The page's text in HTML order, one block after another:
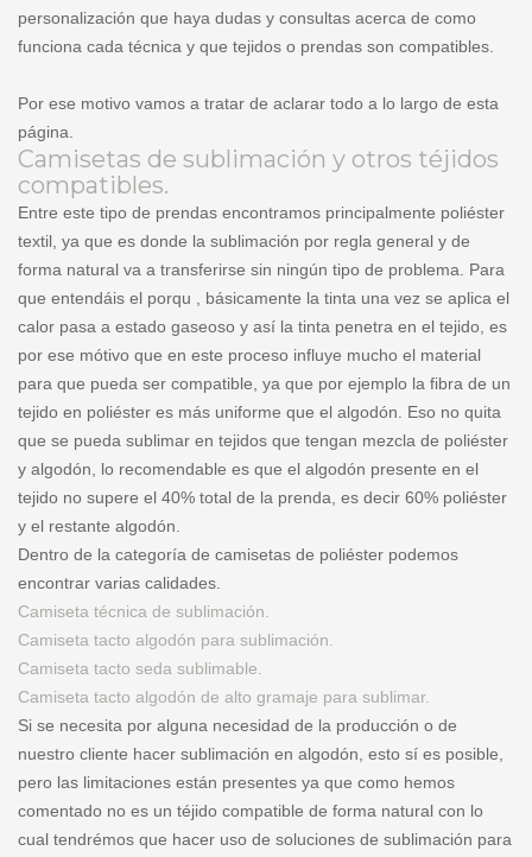
personalización que haya dudas y consultas acerca de como
funciona cada técnica y que tejidos o prendas son compatibles.
Por ese motivo vamos a tratar de aclarar todo a lo largo de esta
página.
Camisetas de sublimación y otros téjidos
compatibles.
Entre este tipo de prendas encontramos principalmente poliéster
textil, ya que es donde la sublimación por regla general y de
forma natural va a transferirse sin ningún tipo de problema. Para
que entendáis el porqu , básicamente la tinta una vez se aplica el
calor pasa a estado gaseoso y así la tinta penetra en el tejido, es
por ese mótivo que en este proceso influye mucho el material
para que pueda ser compatible, ya que por ejemplo la fibra de un
tejido en poliéster es más uniforme que el algodón. Eso no quita
que se pueda sublimar en tejidos que tengan mezcla de poliéster
y algodón, lo recomendable es que el algodón presente en el
tejido no supere el 40% total de la prenda, es decir 60% poliéster
y el restante algodón.
Dentro de la categoría de camisetas de poliéster podemos
encontrar varias calidades.
Camiseta técnica de sublimación.
Camiseta tacto algodón para sublimación.
Camiseta tacto seda sublimable.
Camiseta tacto algodón de alto gramaje para sublimar.
Si se necesita por alguna necesidad de la producción o de
nuestro cliente hacer sublimación en algodón, esto sí es posible,
pero las limitaciones están presentes ya que como hemos
comentado no es un téjido compatible de forma natural con lo
cual tendrémos que hacer uso de soluciones de sublimación para